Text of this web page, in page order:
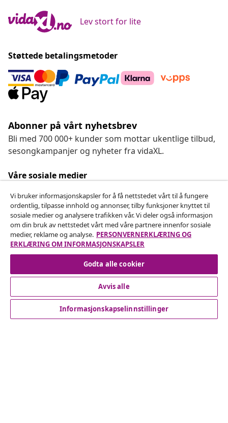
Lev stort for lite
Støttede betalingsmetoder
Abonner på vårt nyhetsbrev
Bli med 700 000+ kunder som mottar ukentlige tilbud,
sesongkampanjer og nyheter fra vidaXL.
Våre sosiale medier
Angre på kontrakten
Send inn en angrerett for bestillingen din.
Angre på kontrakten
Kundeservice
Vi bruker informasjonskapsler for å få nettstedet vårt til å fungere
ordentlig, tilpasse innhold og annonser, tilby funksjoner knyttet til
sosiale medier og analysere trafikken vår. Vi deler også informasjon
om din bruk av nettstedet vårt med våre partnere innenfor sosiale
medier, reklame og analyse. PERSONVERNERKLÆRING OG
ERKLÆRING OM INFORMASJONSKAPSLER
Godta alle cookier
Avvis alle
Informasjonskapselinnstillinger